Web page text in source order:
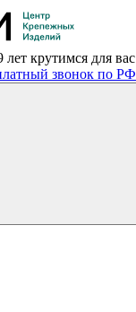
лет крутимся для вас
звонок по РФ